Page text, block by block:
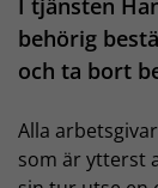
I tjänsten
behörig
och ta bort
Alla
som är ytterst